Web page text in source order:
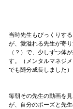
当時先生もびっくりす
が、愛溢れる先生が寄
（？）で、少しずつ体
す。（メンタルマネジ
でも随分成長しました）
毎朝その先生の動画を
が、自分のポーズと先